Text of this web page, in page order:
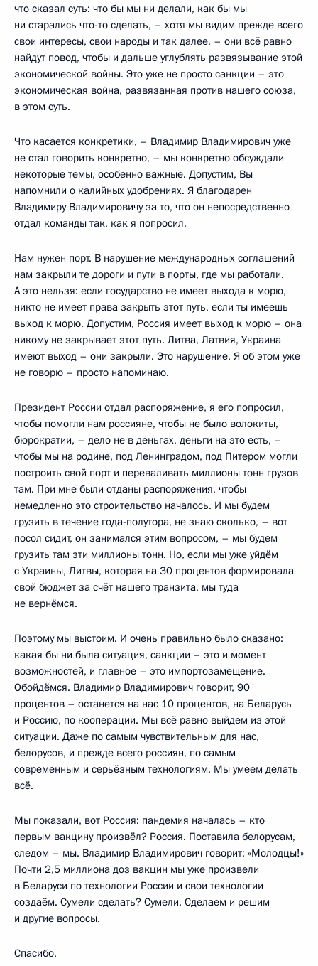
что сказал суть: что бы мы ни делали, как бы мы
ни старались что-то сделать, – хотя мы видим прежде всего
свои интересы, свои народы и так далее, – они всё равно
найдут повод, чтобы и дальше углублять развязывание этой
экономической войны. Это уже не просто санкции – это
экономическая война, развязанная против нашего союза,
в этом суть.
Что касается конкретики, – Владимир Владимирович уже
не стал говорить конкретно, – мы конкретно обсуждали
некоторые темы, особенно важные. Допустим, Вы
напомнили о калийных удобрениях. Я благодарен
Владимиру Владимировичу за то, что он непосредственно
отдал команды так, как я попросил.
Нам нужен порт. В нарушение международных соглашений
нам закрыли те дороги и пути в порты, где мы работали.
А это нельзя: если государство не имеет выхода к морю,
никто не имеет права закрыть этот путь, если ты имеешь
выход к морю. Допустим, Россия имеет выход к морю – она
никому не закрывает этот путь. Литва, Латвия, Украина
имеют выход – они закрыли. Это нарушение. Я об этом уже
не говорю – просто напоминаю.
Президент России отдал распоряжение, я его попросил,
чтобы помогли нам россияне, чтобы не было волокиты,
бюрократии, – дело не в деньгах, деньги на это есть, –
чтобы мы на родине, под Ленинградом, под Питером могли
построить свой порт и переваливать миллионы тонн грузов
там. При мне были отданы распоряжения, чтобы
немедленно это строительство началось. И мы будем
грузить в течение года-полутора, не знаю сколько, – вот
посол сидит, он занимался этим вопросом, – мы будем
грузить там эти миллионы тонн. Но, если мы уже уйдём
с Украины, Литвы, которая на 30 процентов формировала
свой бюджет за счёт нашего транзита, мы туда
не вернёмся.
Поэтому мы выстоим. И очень правильно было сказано:
какая бы ни была ситуация, санкции – это и момент
возможностей, и главное – это импортозамещение.
Обойдёмся. Владимир Владимирович говорит, 90
процентов – останется на нас 10 процентов, на Беларусь
и Россию, по кооперации. Мы всё равно выйдем из этой
ситуации. Даже по самым чувствительным для нас,
белорусов, и прежде всего россиян, по самым
современным и серьёзным технологиям. Мы умеем делать
всё.
Мы показали, вот Россия: пандемия началась – кто
первым вакцину произвёл? Россия. Поставила белорусам,
следом – мы. Владимир Владимирович говорит: «Молодцы!»
Почти 2,5 миллиона доз вакцин мы уже произвели
в Беларуси по технологии России и свои технологии
создаём. Сумели сделать? Сумели. Сделаем и решим
и другие вопросы.
Спасибо.